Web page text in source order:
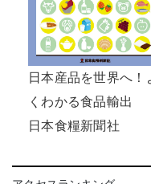
日本産品を世界へ！
くわかる食品輸出
日本食糧新聞社